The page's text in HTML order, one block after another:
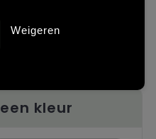
kleur
Weigeren